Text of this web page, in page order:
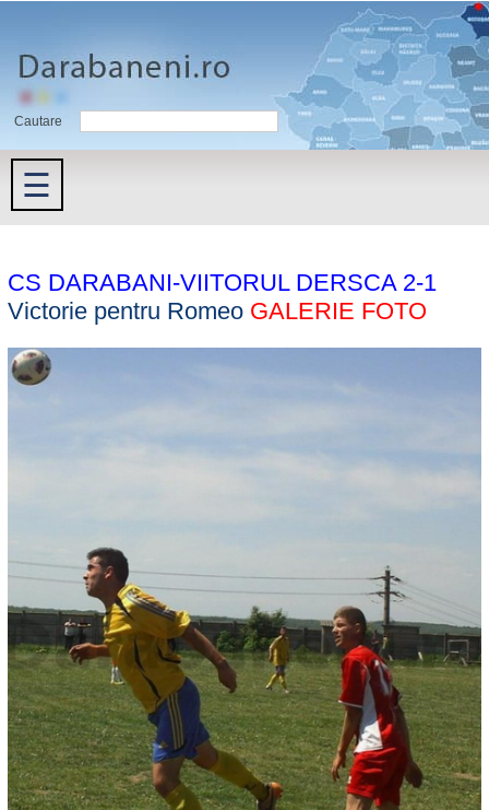
Cautare
☰
CS DARABANI-VIITORUL DERSCA 2-1
Victorie pentru Romeo GALERIE FOTO